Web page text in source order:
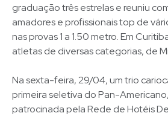
graduação três estrelas e reuniu
amadores e profissionais top de
nas provas 1 a 1.50 metro. Em
atletas de diversas categorias, de
Na sexta-feira, 29/04, um trio
primeira seletiva do Pan-
patrocinada pela Rede de Hotéis